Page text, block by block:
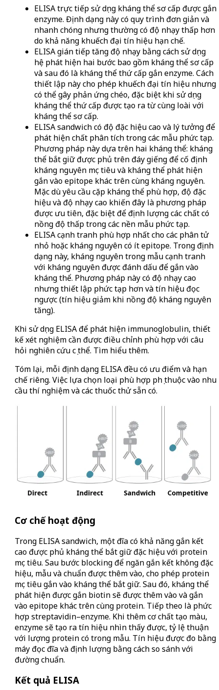
ELISA trực tiếp sử dụng kháng thể sơ cấp được gắn
enzyme. Định dạng này có quy trình đơn giản và
nhanh chóng nhưng thường có độ nhạy thấp hơn
do khả năng khuếch đại tín hiệu hạn chế.
ELISA gián tiếp tăng độ nhạy bằng cách sử dụng
hệ phát hiện hai bước bao gồm kháng thể sơ cấp
và sau đó là kháng thể thứ cấp gắn enzyme. Cách
thiết lập này cho phép khuếch đại tín hiệu nhưng
có thể gây phản ứng chéo, đặc biệt khi sử dụng
kháng thể thứ cấp được tạo ra từ cùng loài với
kháng thể sơ cấp.
ELISA sandwich có độ đặc hiệu cao và lý tưởng để
phát hiện chất phân tích trong các mẫu phức tạp.
Phương pháp này dựa trên hai kháng thể: kháng
thể bắt giữ được phủ trên đáy giếng để cố định
kháng nguyên mục tiêu và kháng thể phát hiện
gắn vào epitope khác trên cùng kháng nguyên.
Mặc dù yêu cầu cặp kháng thể phù hợp, độ đặc
hiệu và độ nhạy cao khiến đây là phương pháp
được ưu tiên, đặc biệt để định lượng các chất có
nồng độ thấp trong các nền mẫu phức tạp.
ELISA cạnh tranh phù hợp nhất cho các phân tử
nhỏ hoặc kháng nguyên có ít epitope. Trong định
dạng này, kháng nguyên trong mẫu cạnh tranh
với kháng nguyên được đánh dấu để gắn vào
kháng thể. Phương pháp này có độ nhạy cao
nhưng thiết lập phức tạp hơn và tín hiệu đọc
ngược (tín hiệu giảm khi nồng độ kháng nguyên
tăng).
Khi sử dụng ELISA để phát hiện immunoglobulin, thiết
kế xét nghiệm cần được điều chỉnh phù hợp với câu
hỏi nghiên cứu cụ thể. Tìm hiểu thêm.
Tóm lại, mỗi định dạng ELISA đều có ưu điểm và hạn
chế riêng. Việc lựa chọn loại phù hợp phụ thuộc vào nhu
cầu thí nghiệm và các thuốc thử sẵn có.
Cơ chế hoạt động
Trong ELISA sandwich, một đĩa có khả năng gắn kết
cao được phủ kháng thể bắt giữ đặc hiệu với protein
mục tiêu. Sau bước blocking để ngăn gắn kết không đặc
hiệu, mẫu và chuẩn được thêm vào, cho phép protein
mục tiêu gắn vào kháng thể bắt giữ. Sau đó, kháng thể
phát hiện được gắn biotin sẽ được thêm vào và gắn
vào epitope khác trên cùng protein. Tiếp theo là phức
hợp streptavidin–enzyme. Khi thêm cơ chất tạo màu,
enzyme sẽ tạo ra tín hiệu nhìn thấy được, tỷ lệ thuận
với lượng protein có trong mẫu. Tín hiệu được đo bằng
máy đọc đĩa và định lượng bằng cách so sánh với
đường chuẩn.
Kết quả ELISA